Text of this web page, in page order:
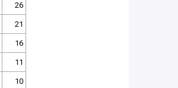
26
21
16
11
10